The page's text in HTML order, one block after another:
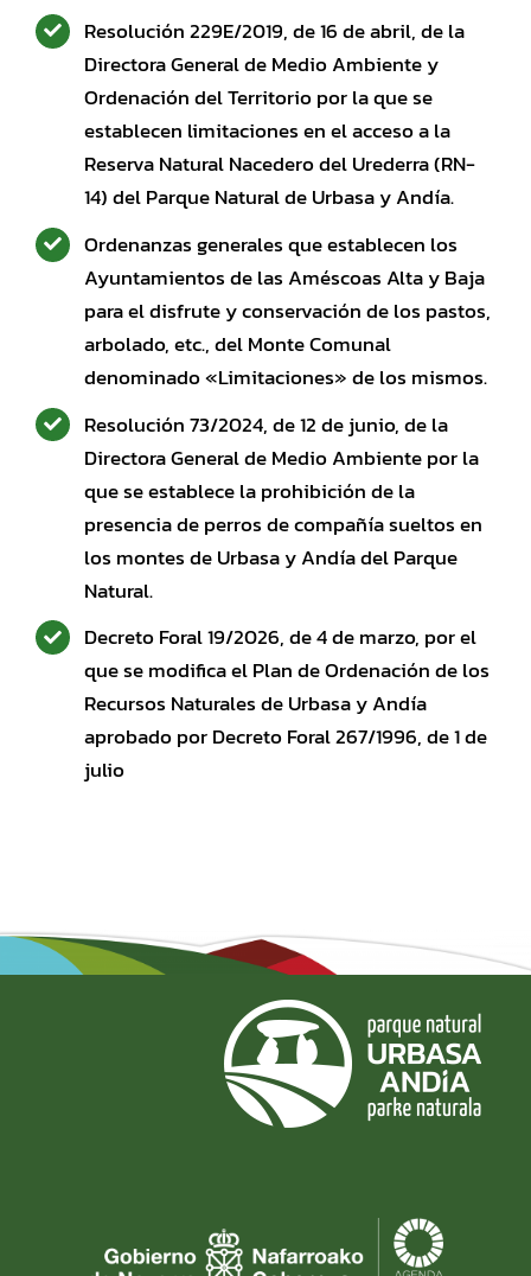
Resolución 229E/2019, de 16 de abril, de la
Directora General de Medio Ambiente y
Ordenación del Territorio por la que se
establecen limitaciones en el acceso a la
Reserva Natural Nacedero del Urederra (RN-
14) del Parque Natural de Urbasa y Andía.
Ordenanzas generales que establecen los
Ayuntamientos de las Améscoas Alta y Baja
para el disfrute y conservación de los pastos,
arbolado, etc., del Monte Comunal
denominado «Limitaciones» de los mismos.
Resolución 73/2024, de 12 de junio, de la
Directora General de Medio Ambiente por la
que se establece la prohibición de la
presencia de perros de compañía sueltos en
los montes de Urbasa y Andía del Parque
Natural.
Decreto Foral 19/2026, de 4 de marzo, por el
que se modifica el Plan de Ordenación de los
Recursos Naturales de Urbasa y Andía
aprobado por Decreto Foral 267/1996, de 1 de
julio